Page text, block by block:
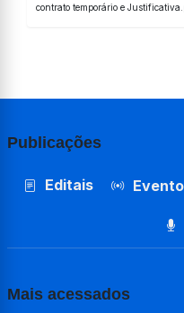
contrato temporário e
Publicações
Editais
Mais acessados